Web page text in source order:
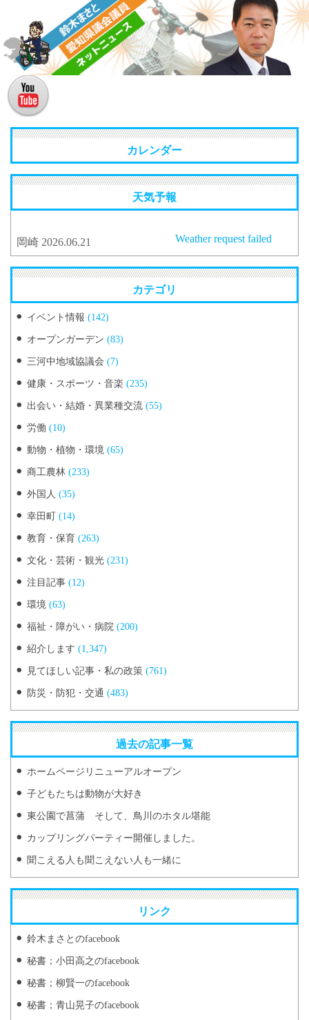
カレンダー
天気予報
岡崎 2026.06.21 Weather request failed
カテゴリ
イベント情報 (142)
オープンガーデン (83)
三河中地域協議会 (7)
健康・スポーツ・音楽 (235)
出会い・結婚・異業種交流 (55)
労働 (10)
動物・植物・環境 (65)
商工農林 (233)
外国人 (35)
幸田町 (14)
教育・保育 (263)
文化・芸術・観光 (231)
注目記事 (12)
環境 (63)
福祉・障がい・病院 (200)
紹介します (1,347)
見てほしい記事・私の政策 (761)
防災・防犯・交通 (483)
過去の記事一覧
ホームページリニューアルオープン
子どもたちは動物が大好き
東公園で菖蒲 そして、鳥川のホタル堪能
カップリングパーティー開催しました。
聞こえる人も聞こえない人も一緒に
リンク
鈴木まさとのfacebook
秘書；小田高之のfacebook
秘書；柳賢一のfacebook
秘書；青山晃子のfacebook